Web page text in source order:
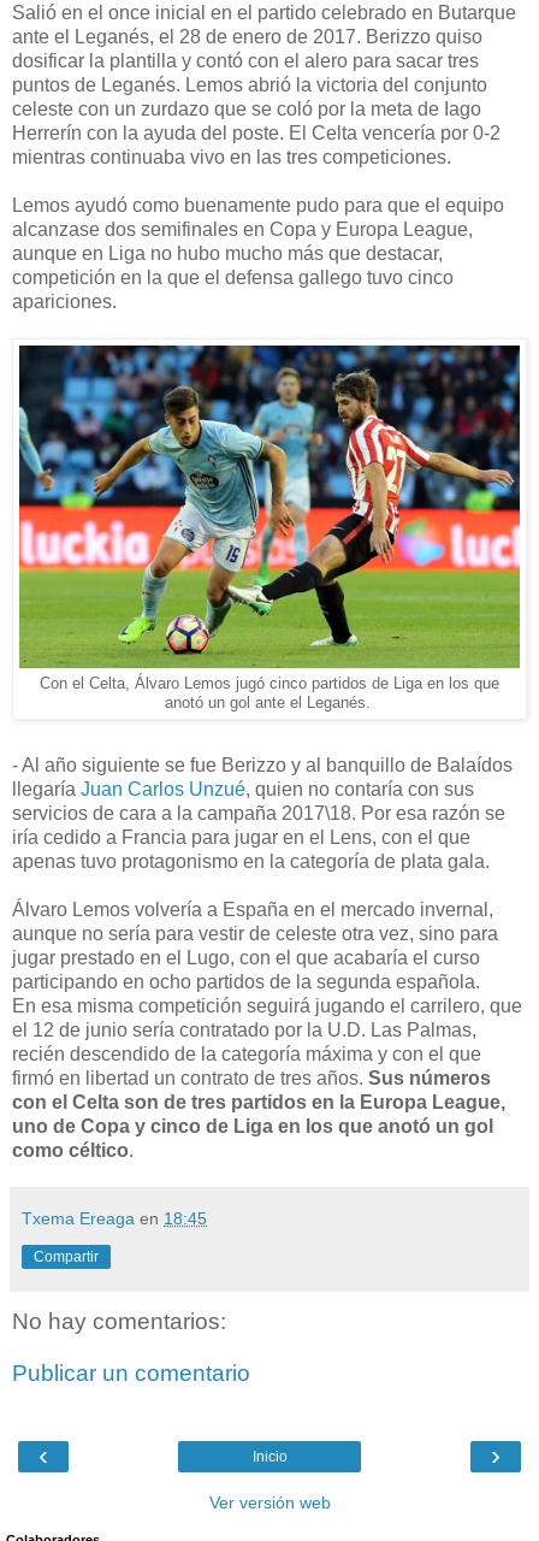
Salió en el once inicial en el partido celebrado en Butarque
ante el Leganés, el 28 de enero de 2017. Berizzo quiso
dosificar la plantilla y contó con el alero para sacar tres
puntos de Leganés. Lemos abrió la victoria del conjunto
celeste con un zurdazo que se coló por la meta de Iago
Herrerín con la ayuda del poste. El Celta vencería por 0-2
mientras continuaba vivo en las tres competiciones.
Lemos ayudó como buenamente pudo para que el equipo
alcanzase dos semifinales en Copa y Europa League,
aunque en Liga no hubo mucho más que destacar,
competición en la que el defensa gallego tuvo cinco
apariciones.
Con el Celta, Álvaro Lemos jugó cinco partidos de Liga en los que
anotó un gol ante el Leganés.
- Al año siguiente se fue Berizzo y al banquillo de Balaídos
llegaría Juan Carlos Unzué, quien no contaría con sus
servicios de cara a la campaña 2017\18. Por esa razón se
iría cedido a Francia para jugar en el Lens, con el que
apenas tuvo protagonismo en la categoría de plata gala.
Álvaro Lemos volvería a España en el mercado invernal,
aunque no sería para vestir de celeste otra vez, sino para
jugar prestado en el Lugo, con el que acabaría el curso
participando en ocho partidos de la segunda española.
En esa misma competición seguirá jugando el carrilero, que
el 12 de junio sería contratado por la U.D. Las Palmas,
recién descendido de la categoría máxima y con el que
firmó en libertad un contrato de tres años. Sus números
con el Celta son de tres partidos en la Europa League,
uno de Copa y cinco de Liga en los que anotó un gol
como céltico.
Txema Ereaga en 18:45
Compartir
No hay comentarios:
Publicar un comentario
‹ ›
Inicio
Ver versión web